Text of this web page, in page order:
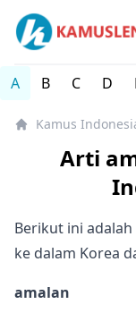
Kamus Lengkap
A B C D
Kamus
Arti
Berikut ini
ke dalam Korea
amalan